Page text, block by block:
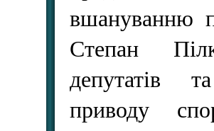
вшануванню
Степан
депутатів
приводу